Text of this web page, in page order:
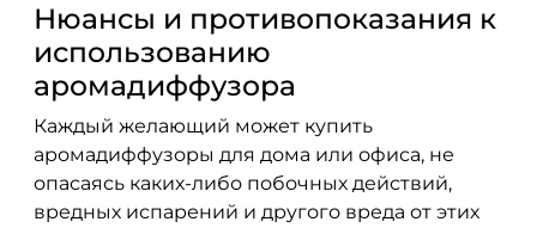
Нюансы и противопоказания к
использованию
аромадиффузора
Каждый желающий может купить
аромадиффузоры для дома или офиса, не
опасаясь каких-либо побочных действий,
вредных испарений и другого вреда от этих